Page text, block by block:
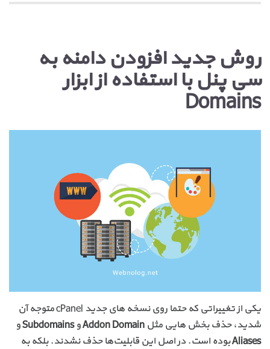
روش جدید افزودن دامنه به
سی پنل با استفاده از ابزار
Domains
یکی از تغییراتی که حتما روی نسخه های جدید cPanel متوجه آن
شدید، حذف بخش هایی مثل Addon DomainوSubdomainsو
Aliasesبوده است. در اصل این قابلیت‌ها حذف نشدند. بلکه به